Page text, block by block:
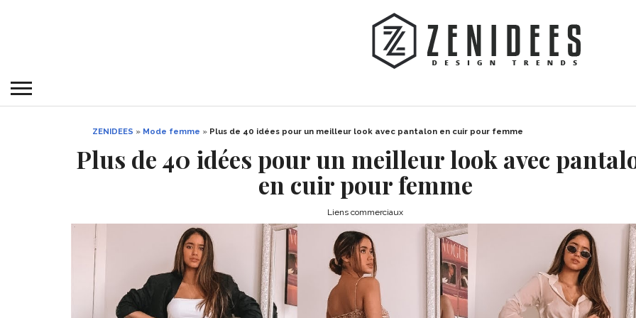
ZENIDEES » Mode femme » Plus de 40 idées pour un meilleur look avec pantalon en cuir pour femme
Plus de 40 idées pour un meilleur look avec
en cuir pour femme
Liens commerciaux